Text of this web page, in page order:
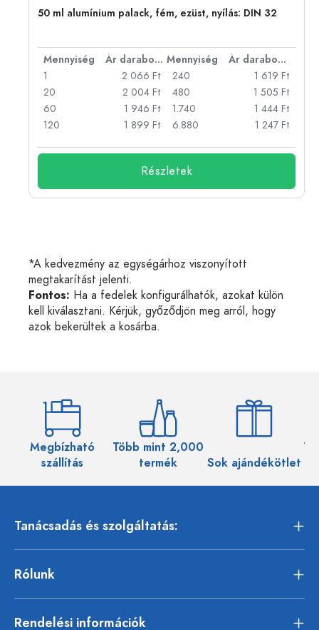
50 ml alumínium palack, fém, ezüst, nyílás: DIN 32
Mennyiség Ár darabonként Mennyiség
Ár darabonként
1
2 066 Ft
20
2 004 Ft
60
1 946 Ft
120
1 899 Ft
240
1 619 Ft
480
1 505 Ft
1.740
1 444 Ft
6.880
1 247 Ft
Részletek
*A kedvezmény az egységárhoz viszonyított
megtakarítást jelenti.
Fontos: Ha a fedelek konfigurálhatók, azokat külön
kell kiválasztani. Kérjük, győződjön meg arról, hogy
azok bekerültek a kosárba.
Megbízható
szállítás
Több mint 2,000
termék
Sok ajándékötlet
Tanácsadás és szolgáltatás:
Rólunk
Rendelési információk